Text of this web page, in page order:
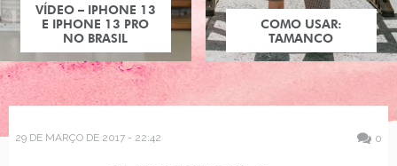
VÍDEO – IPHONE 13
E IPHONE 13 PRO
NO BRASIL
COMO USAR:
TAMANCO
29 DE MARÇO DE 2017 - 22:42 0